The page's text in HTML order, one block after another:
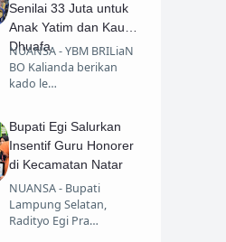
Senilai 33 Juta untuk
Anak Yatim dan Kaum
Dhuafa
NUANSA - YBM BRILiaN
BO Kalianda berikan
kado le…
Bupati Egi Salurkan
Insentif Guru Honorer
di Kecamatan Natar
NUANSA - Bupati
Lampung Selatan,
Radityo Egi Pra…